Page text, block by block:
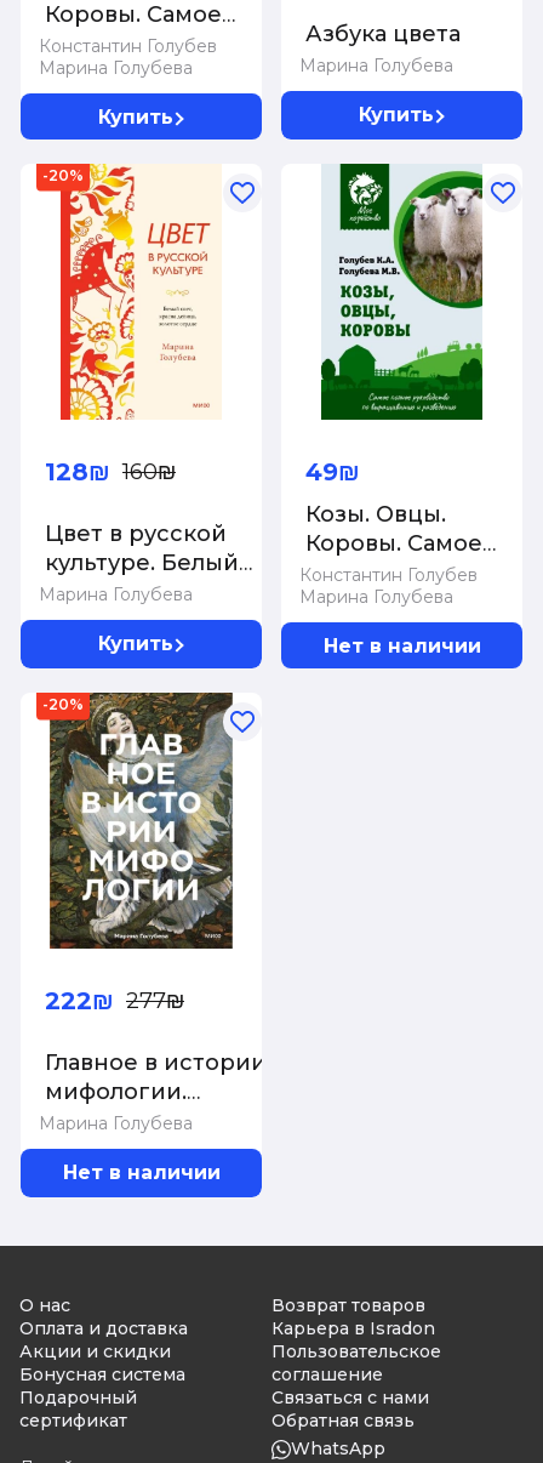
Константин Голубев
Марина Голубева
Коровы. Самое
полное
руководство по
выращиванию и
разведению
Купить
Марина Голубева
Азбука цвета
Купить
-20%
Марина Голубева
Цвет в русской
культуре. Белый
свет красна
девица золотое
сердце
128₪ 160₪
Купить
Константин Голубев
Марина Голубева
Козы. Овцы.
Коровы. Самое
полное
руководство по
выращиванию и
разведению
49₪
Нет в наличии
-20%
Марина Голубева
Главное в истории
мифологии.
Ключевые
сюжеты, темы,
образы, символы
222₪ 277₪
Нет в наличии
О нас
Оплата и доставка
Акции и скидки
Бонусная система
Подарочный
сертификат
Возврат товаров
Карьера в Isradon
Пользовательское
соглашение
Связаться с нами
Обратная связь
WhatsApp